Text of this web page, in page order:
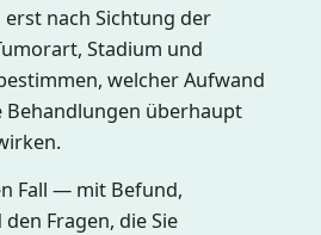
erst nach Sichtung der
Stadium und
welcher Aufwand
Behandlungen überhaupt
Fall — mit Befund,
Fragen, die Sie